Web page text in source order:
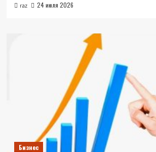
raz 24 июля 2026
Бизнес